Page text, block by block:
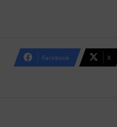
Facebook X